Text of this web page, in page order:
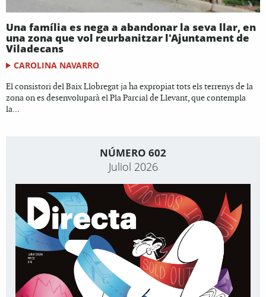
Una família es nega a abandonar la seva llar, en
una zona que vol reurbanitzar l'Ajuntament de
Viladecans
CAROLINA NAVARRO
El consistori del Baix Llobregat ja ha expropiat tots els terrenys de la
zona on es desenvoluparà el Pla Parcial de Llevant, que contempla
la...
NÚMERO 602
Juliol 2026